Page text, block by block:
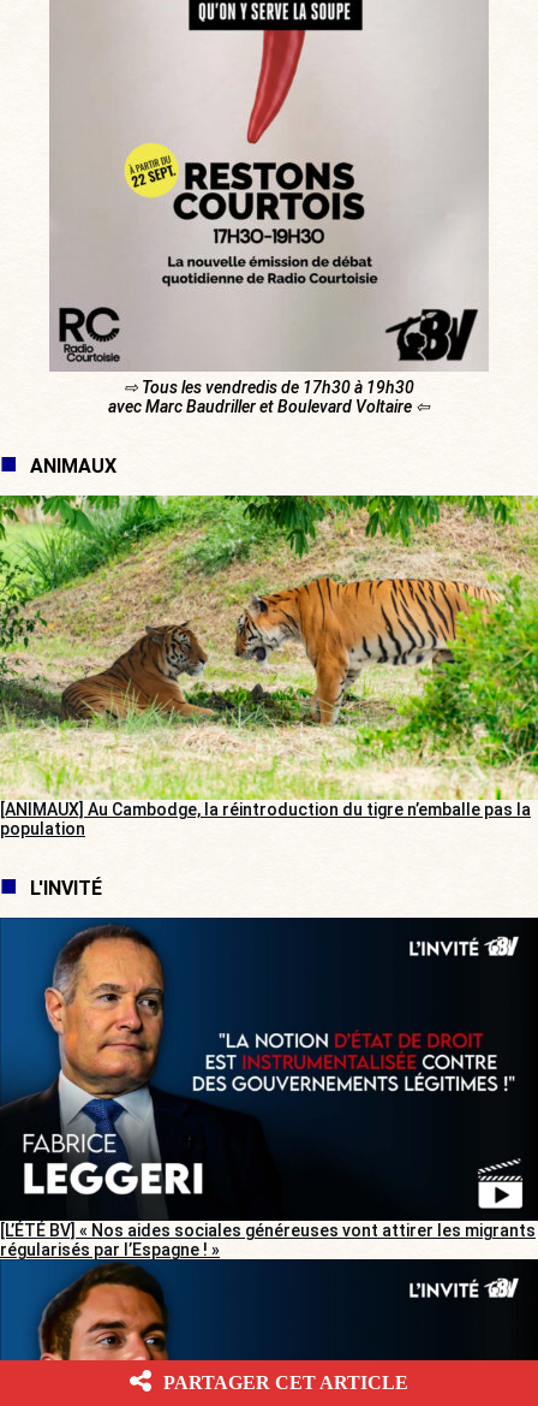
⇨ Tous les vendredis de 17h30 à 19h30
avec Marc Baudriller et Boulevard Voltaire ⇦
ANIMAUX
[ANIMAUX] Au Cambodge, la réintroduction du tigre n’emballe pas la
population
L'INVITÉ
[L’ÉTÉ BV] « Nos aides sociales généreuses vont attirer les migrants
régularisés par l’Espagne ! »
PARTAGER CET ARTICLE